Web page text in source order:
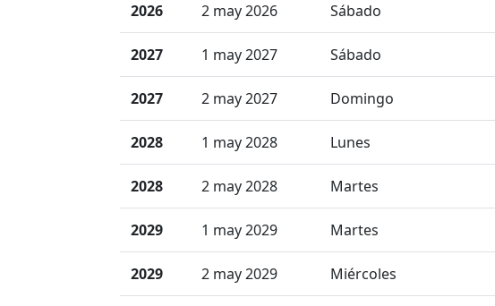
2026 2 may 2026 Sábado
2027 1 may 2027 Sábado
2027 2 may 2027 Domingo
2028 1 may 2028 Lunes
2028 2 may 2028 Martes
2029 1 may 2029 Martes
2029 2 may 2029 Miércoles